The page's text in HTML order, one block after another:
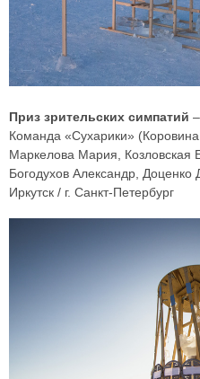
Приз зрительских симпатий
Команда «Сухарики»
Маркелова Мария, Козловская
Богодухов Александр,
Иркутск / г. Санкт-Петербург